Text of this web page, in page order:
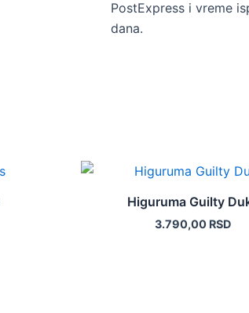
PostExpress i vreme
dana.
Higuruma Guilty
3.790,00 RSD
Ovaj
ima
više